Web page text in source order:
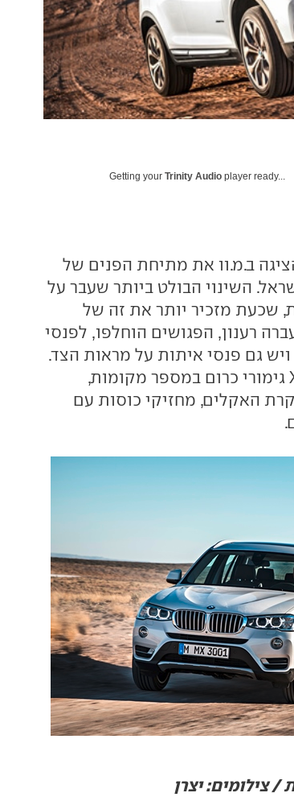
Getting yourTrinity Audio player ready...
ב.מ.וו את מתיחת הפנים של
שכעת מזכיר יותר את זה של
עברה רענון, הפגושים הוחלפו, לפנסי
החזית נוספה תאורת LED ויש גם פנסי איתות על מראות הצד.
בתא הנוסעים קיבלה ה-X3 גימורי כרום במספר מקומות,
האקלים, מחזיקי כוסות עם